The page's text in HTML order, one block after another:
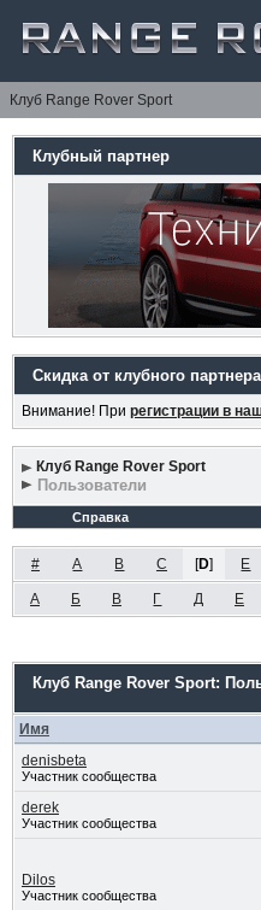
Клуб Range Rover Sport
Клубный партнер
Скидка от клубного
Внимание! При регистрации в
Клуб Range Rover Sport
Пользователи
Справка
# A B C [D] E
А Б В Г Д Е
Клуб Range Rover Sport:
Имя
denisbeta
Участник сообщества
derek
Участник сообщества
Dilos
Участник сообщества